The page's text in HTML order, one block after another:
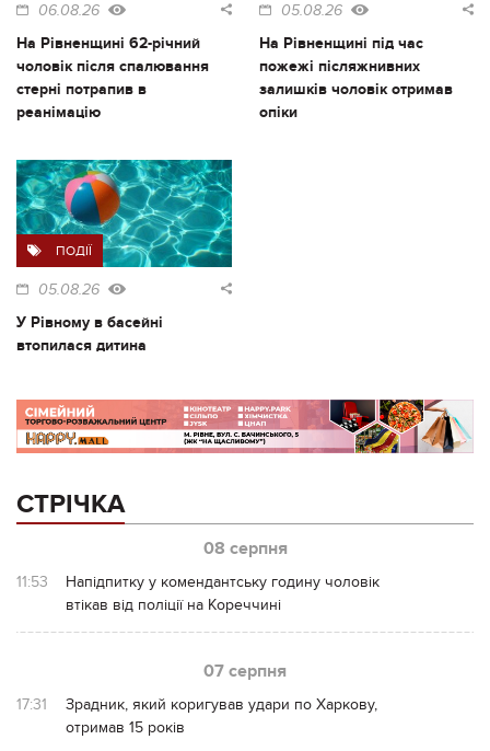
06.08.26
На Рівненщині 62-річний
чоловік після спалювання
стерні потрапив в
реанімацію
05.08.26
На Рівненщині під час
пожежі післяжнивних
залишків чоловік отримав
опіки
ПОДІЇ
05.08.26
У Рівному в басейні
втопилася дитина
СТРІЧКА
08 серпня
11:53
Напідпитку у комендантську годину чоловік
втікав від поліції на Кореччині
07 серпня
17:31
Зрадник, який коригував удари по Харкову,
отримав 15 років